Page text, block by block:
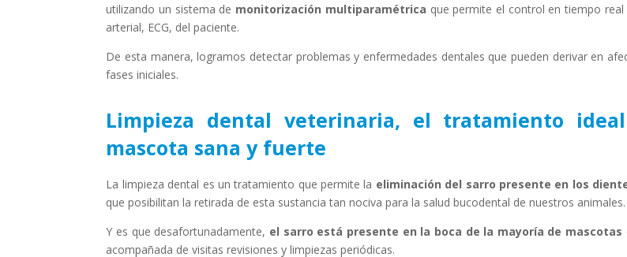
utilizando un sistema de monitorización multiparamétrica que permite el control en tiempo
arterial, ECG, del paciente.
De esta manera, logramos detectar problemas y enfermedades dentales que pueden derivar en
fases iniciales.
Limpieza dental veterinaria, el tratamiento
mascota sana y fuerte
La limpieza dental es un tratamiento que permite la eliminación del sarro presente en los
que posibilitan la retirada de esta sustancia tan nociva para la salud bucodental de nuestros animales.
Y es que desafortunadamente, el sarro está presente en la boca de la mayoría de mascotas
acompañada de visitas revisiones y limpiezas periódicas.